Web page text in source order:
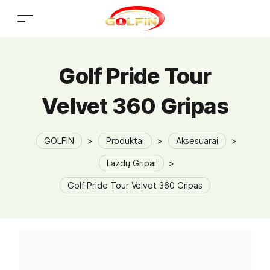
Golf Pride Tour
Velvet 360 Gripas
GOLFIN > Produktai > Aksesuarai >
Lazdų Gripai >
Golf Pride Tour Velvet 360 Gripas